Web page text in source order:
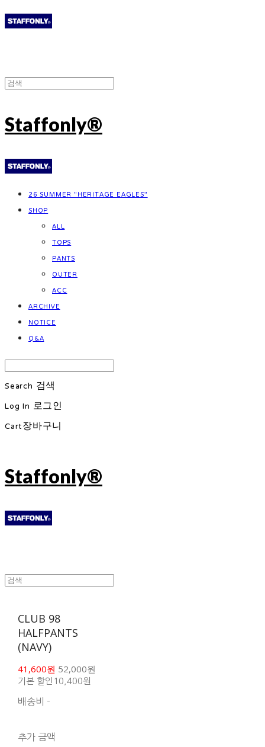
Staffonly®
26 SUMMER "HERITAGE EAGLES"
SHOP
ALL
TOPS
PANTS
OUTER
ACC
ARCHIVE
NOTICE
Q&A
Search 검색
Log In 로그인
Cart장바구니
Staffonly®
CLUB 98
HALFPANTS
(NAVY)
41,600원 52,000원
기본 할인 10,400원
배송비 -
추가 금액